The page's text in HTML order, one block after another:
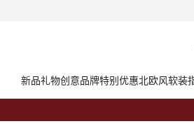
新品礼物创意品牌特别优惠北欧风软装